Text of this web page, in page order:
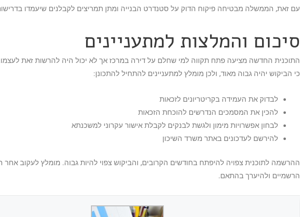
עם זאת, הממשלה מבטיחה פיקוח הדוק על סטנדרט הבנייה ומתן תמריצים לקבלנים שיעמדו
סיכום והמלצות למתעניינים
התוכנית החדשה מציעה פתח תקווה למי שחלם על דירה במרכז אך לא יכול היה להרשות זאת
כי הביקוש יהיה גבוה מאוד, ולכן מומלץ למתעניינים להתחיל להתכונן:
לבדוק את העמידה בקריטריונים לזכאות
להכין את המסמכים הנדרשים להוכחת הזכאות
לבחון אפשרויות מימון ולגשת לבנקים לקבלת אישור עקרוני למשכנתא
להירשם לעדכונים באתר משרד השיכון
ההרשמה לתוכנית צפויה להיפתח בחודשים הקרובים, והביקוש צפוי להיות גבוה. מומלץ לעקוב אחר
הרשמיים ולהיערך בהתאם.